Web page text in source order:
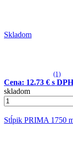
Skladom
(1)
Cena: 12.73 € s DPH
skladom
Stĺpik PRIMA 1750